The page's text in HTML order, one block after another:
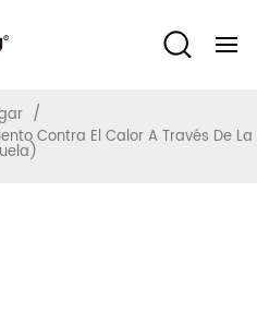
/
Contra El Calor A Través De La